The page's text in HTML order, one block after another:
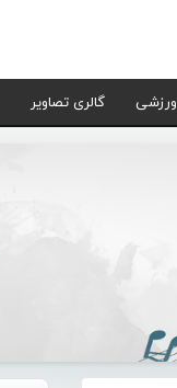
ورزشی گالری تصاویر